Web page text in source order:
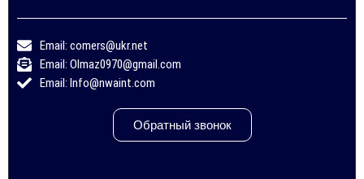
Email: comers@ukr.net
Email: Olmaz0970@gmail.com
Email: Info@nwaint.com
Обратный звонок